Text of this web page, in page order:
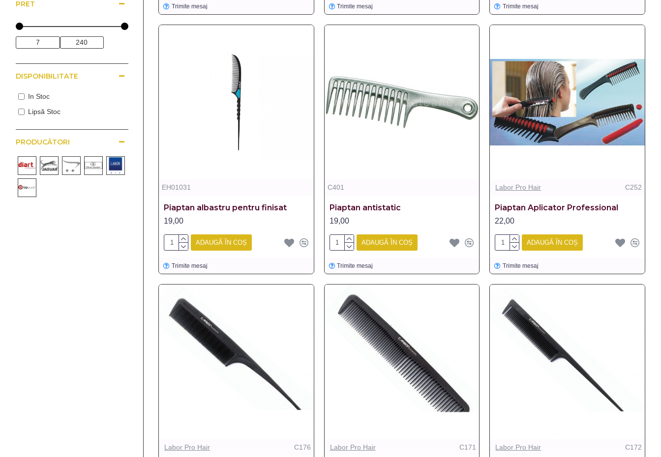
PRET
PRODUCĂTORI
DISPONIBILITATE
In Stoc
Lipsă Stoc
Trimite mesaj Trimite mesaj Trimite mesaj
EH01031
Piaptan albastru pentru finisat
19,00
ADAUGĂ ÎN COȘ
Trimite mesaj
C401
Piaptan antistatic
19,00
ADAUGĂ ÎN COȘ
Trimite mesaj
Labor Pro Hair C252
Piaptan Aplicator Professional
22,00
ADAUGĂ ÎN COȘ
Trimite mesaj
Labor Pro Hair C176 Labor Pro Hair C171 Labor Pro Hair C172